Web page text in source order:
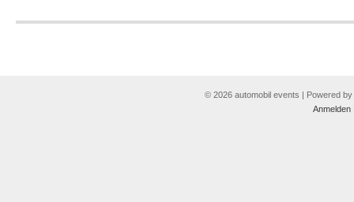
© 2026 automobil events | Powered by
Anmelden|